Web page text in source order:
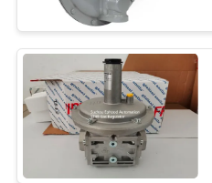
BITTE UM
EIN
ANGEBOT
SITEMAP